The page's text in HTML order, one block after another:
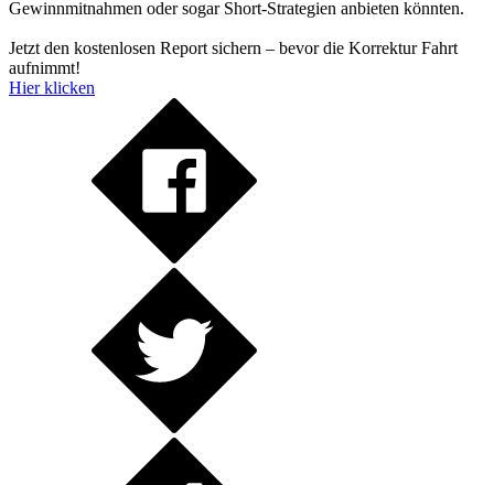
Gewinnmitnahmen oder sogar Short-Strategien anbieten könnten.
Jetzt den kostenlosen Report sichern – bevor die Korrektur Fahrt
aufnimmt!
Hier klicken